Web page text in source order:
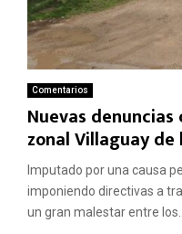
Comentarios
Nuevas
zonal Villaguay de
Imputado por una causa
imponiendo directivas a
un gran malestar entre los...